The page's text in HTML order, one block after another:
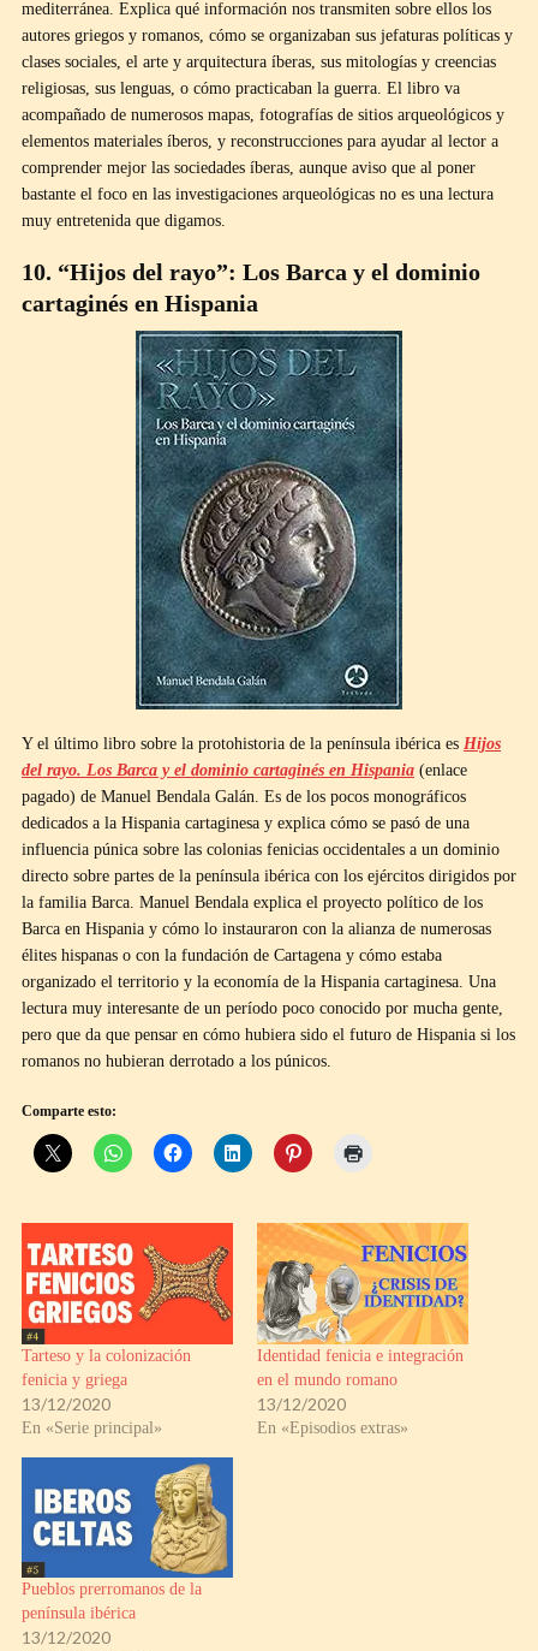
mediterránea. Explica qué información nos transmiten sobre ellos los
autores griegos y romanos, cómo se organizaban sus jefaturas políticas y
clases sociales, el arte y arquitectura íberas, sus mitologías y creencias
religiosas, sus lenguas, o cómo practicaban la guerra. El libro va
acompañado de numerosos mapas, fotografías de sitios arqueológicos y
elementos materiales íberos, y reconstrucciones para ayudar al lector a
comprender mejor las sociedades íberas, aunque aviso que al poner
bastante el foco en las investigaciones arqueológicas no es una lectura
muy entretenida que digamos.
10. “Hijos del rayo”: Los Barca y el dominio
cartaginés en Hispania
Y el último libro sobre la protohistoria de la península ibérica es Hijos
del rayo. Los Barca y el dominio cartaginés en Hispania (enlace
pagado) de Manuel Bendala Galán. Es de los pocos monográficos
dedicados a la Hispania cartaginesa y explica cómo se pasó de una
influencia púnica sobre las colonias fenicias occidentales a un dominio
directo sobre partes de la península ibérica con los ejércitos dirigidos por
la familia Barca. Manuel Bendala explica el proyecto político de los
Barca en Hispania y cómo lo instauraron con la alianza de numerosas
élites hispanas o con la fundación de Cartagena y cómo estaba
organizado el territorio y la economía de la Hispania cartaginesa. Una
lectura muy interesante de un período poco conocido por mucha gente,
pero que da que pensar en cómo hubiera sido el futuro de Hispania si los
romanos no hubieran derrotado a los púnicos.
Comparte esto:
Tarteso y la colonización
fenicia y griega
13/12/2020
En «Serie principal»
Identidad fenicia e integración
en el mundo romano
13/12/2020
En «Episodios extras»
Pueblos prerromanos de la
península ibérica
13/12/2020